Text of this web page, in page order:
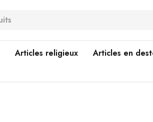
Articles religieux Articles en